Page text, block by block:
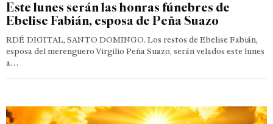
Este lunes serán las honras fúnebres de
Ebelise Fabián, esposa de Peña Suazo
RDÉ DIGITAL, SANTO DOMINGO. Los restos de Ebelise Fabián,
esposa del merenguero Virgilio Peña Suazo, serán velados este lunes
a…